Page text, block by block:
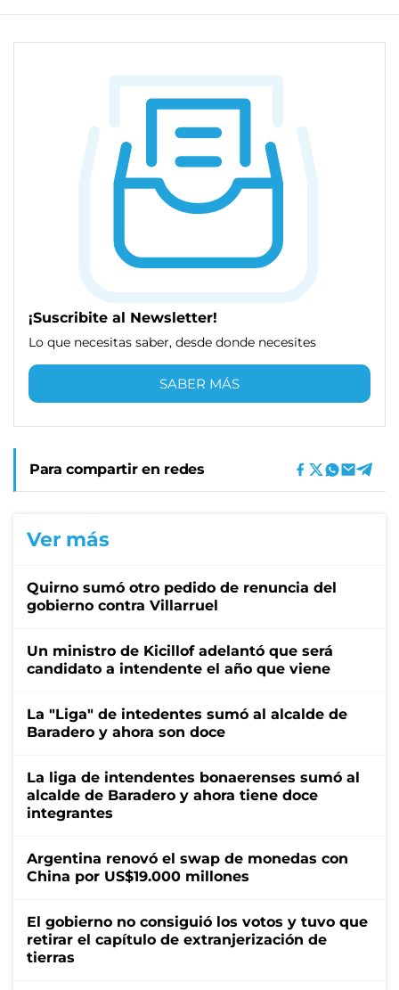
¡Suscribite al Newsletter!
Lo que necesitas saber, desde donde necesites
SABER MÁS
Para compartir en redes
Ver más
Quirno sumó otro pedido de renuncia del
gobierno contra Villarruel
Un ministro de Kicillof adelantó que será
candidato a intendente el año que viene
La "Liga" de intedentes sumó al alcalde de
Baradero y ahora son doce
La liga de intendentes bonaerenses sumó al
alcalde de Baradero y ahora tiene doce
integrantes
Argentina renovó el swap de monedas con
China por US$19.000 millones
El gobierno no consiguió los votos y tuvo que
retirar el capítulo de extranjerización de
tierras